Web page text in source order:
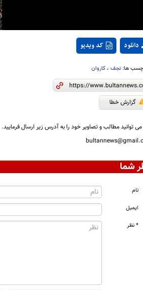
کد ویدیو دانلود
ها: نجف، کاروان
گزارش خطا
توانید مطالب و تصاویر خود را به آدرس زیر ارسال فرمایید.
شما
نام
ایمیل
* نظر